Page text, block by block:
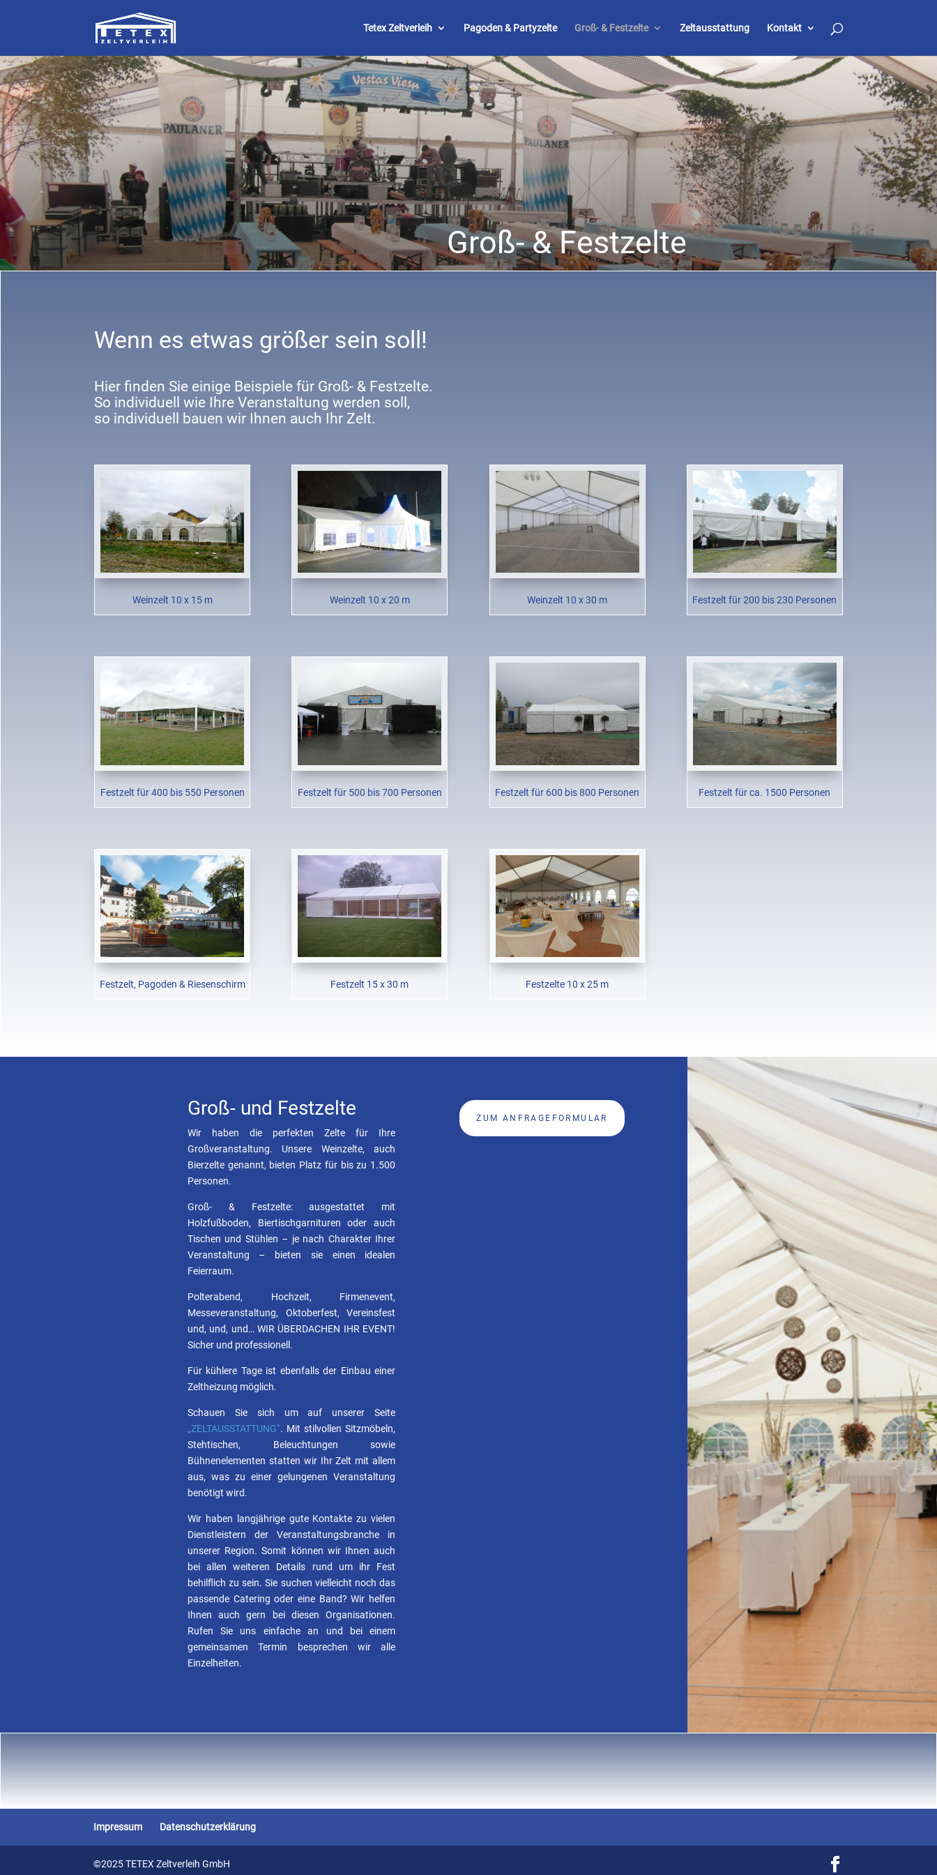
Tetex Zeltverleih Pagoden & Partyzelte Groß- & Festzelte Zeltausstattung Kontakt
Groß- & Festzelte
Wenn es etwas größer sein soll!
Hier finden Sie einige Beispiele für Groß- & Festzelte.
So individuell wie Ihre Veranstaltung werden soll,
so individuell bauen wir Ihnen auch Ihr Zelt.
Weinzelt 10 x 15 m Weinzelt 10 x 20 m Weinzelt 10 x 30 m Festzelt für 200 bis 230 Personen
Festzelt für 400 bis 550 Personen Festzelt für 500 bis 700 Personen Festzelt für 600 bis 800 Personen Festzelt für ca. 1500 Personen
Festzelt, Pagoden & Riesenschirm Festzelt 15 x 30 m Festzelte 10 x 25 m
Groß- und Festzelte
Wir haben die perfekten Zelte für Ihre
Großveranstaltung. Unsere Weinzelte, auch
Bierzelte genannt, bieten Platz für bis zu 1.500
Personen.
Groß- & Festzelte: ausgestattet mit
Holzfußboden, Biertischgarnituren oder auch
Tischen und Stühlen – je nach Charakter Ihrer
Veranstaltung – bieten sie einen idealen
Feierraum.
Polterabend, Hochzeit, Firmenevent,
Messeveranstaltung, Oktoberfest, Vereinsfest
und, und, und… WIR ÜBERDACHEN IHR EVENT!
Sicher und professionell.
Für kühlere Tage ist ebenfalls der Einbau einer
Zeltheizung möglich.
Schauen Sie sich um auf unserer Seite
„ZELTAUSSTATTUNG“. Mit stilvollen Sitzmöbeln,
Stehtischen, Beleuchtungen sowie
Bühnenelementen statten wir Ihr Zelt mit allem
aus, was zu einer gelungenen Veranstaltung
benötigt wird.
Wir haben langjährige gute Kontakte zu vielen
Dienstleistern der Veranstaltungsbranche in
unserer Region. Somit können wir Ihnen auch
bei allen weiteren Details rund um ihr Fest
behilflich zu sein. Sie suchen vielleicht noch das
passende Catering oder eine Band? Wir helfen
Ihnen auch gern bei diesen Organisationen.
Rufen Sie uns einfache an und bei einem
gemeinsamen Termin besprechen wir alle
Einzelheiten.
ZUM ANFRAGEFORMULAR
Impressum Datenschutzerklärung
©2025 TETEX Zeltverleih GmbH